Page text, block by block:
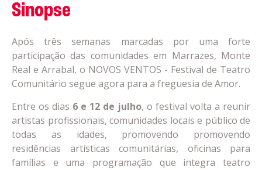
Sinopse
Após três semanas marcadas por uma forte
participação das comunidades em Marrazes, Monte
Real e Arrabal, o NOVOS VENTOS - Festival de Teatro
Comunitário segue agora para a freguesia de Amor.
Entre os dias 6 e 12 de julho, o festival volta a reunir
artistas profissionais, comunidades locais e público de
todas as idades, promovendo promovendo
residências artísticas comunitárias, oficinas para
famílias e uma programação que integra teatro